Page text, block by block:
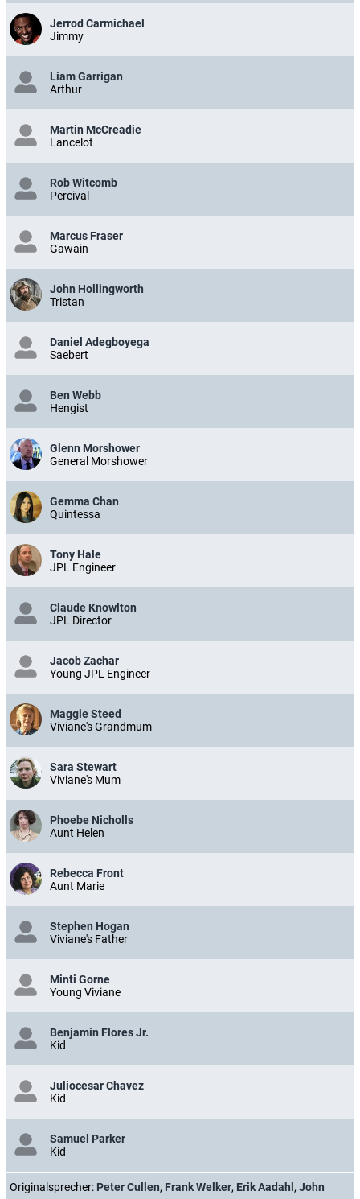
Jerrod Carmichael
Jimmy
Liam Garrigan
Arthur
Martin McCreadie
Lancelot
Rob Witcomb
Percival
Marcus Fraser
Gawain
John Hollingworth
Tristan
Daniel Adegboyega
Saebert
Ben Webb
Hengist
Glenn Morshower
General Morshower
Gemma Chan
Quintessa
Tony Hale
JPL Engineer
Claude Knowlton
JPL Director
Jacob Zachar
Young JPL Engineer
Maggie Steed
Viviane's Grandmum
Sara Stewart
Viviane's Mum
Phoebe Nicholls
Aunt Helen
Rebecca Front
Aunt Marie
Stephen Hogan
Viviane's Father
Minti Gorne
Young Viviane
Benjamin Flores Jr.
Kid
Juliocesar Chavez
Kid
Samuel Parker
Kid
Originalsprecher: Peter Cullen, Frank Welker, Erik Aadahl , John